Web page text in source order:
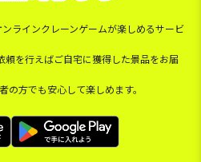
ラインクレーンゲームが楽しめるサービ
を行えばご自宅に獲得した景品をお届
の方でも安心して楽しめます。